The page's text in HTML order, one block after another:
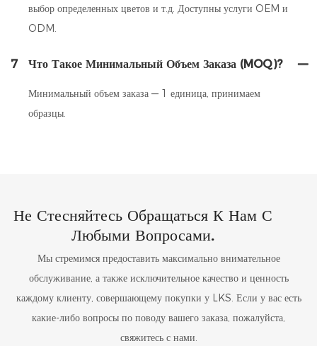
выбор определенных цветов и т.д. Доступны услуги OEM и
ODM.
7 Что Такое Минимальный Объем Заказа (MOQ)?
Минимальный объем заказа — 1 единица, принимаем
образцы.
Не Стесняйтесь Обращаться К Нам С
Любыми Вопросами.
Мы стремимся предоставить максимально внимательное
обслуживание, а также исключительное качество и ценность
каждому клиенту, совершающему покупки у LKS. Если у вас есть
какие-либо вопросы по поводу вашего заказа, пожалуйста,
свяжитесь с нами.